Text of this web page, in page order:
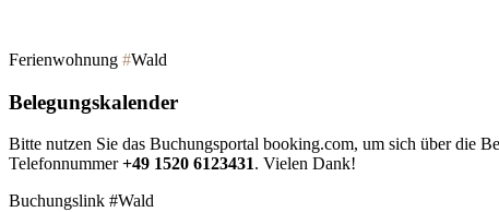
Ferienwohnung #Wald
Belegungskalender
Bitte nutzen Sie das Buchungsportal booking.com, um sich über die
Telefonnummer+49 1520 6123431. Vielen Dank!
Buchungslink #Wald